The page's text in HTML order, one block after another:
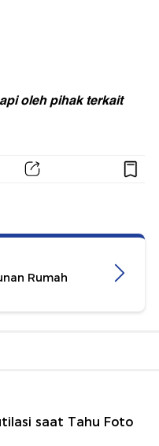
oleh pihak terkait
Rumah
saat Tahu Foto